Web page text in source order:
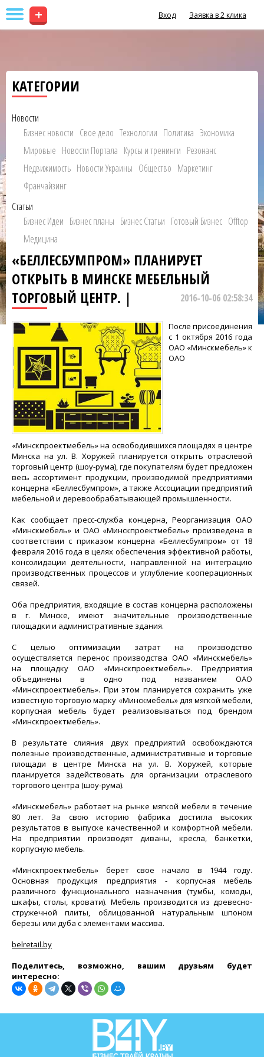
+ Вход Заявка в 2 клика
КАТЕГОРИИ
Новости
Бизнес новости Свое дело Технологии Политика Экономика
Мировые Новости Портала Курсы и тренинги Резонанс
Недвижимость Новости Украины Общество Маркетинг
Франчайзинг
Статьи
Бизнес Идеи Бизнес планы Бизнес Статьи Готовый Бизнес Offtop
Медицина
«БЕЛЛЕСБУМПРОМ» ПЛАНИРУЕТ
ОТКРЫТЬ В МИНСКЕ МЕБЕЛЬНЫЙ
ТОРГОВЫЙ ЦЕНТР. |
2016-10-06 02:58:34
После присоединения
с 1 октября 2016 года
ОАО «Минскмебель» к
ОАО
«Минскпроектмебель» на освободившихся площадях в центре
Минска на ул. В. Хоружей планируется открыть отраслевой
торговый центр (шоу-рума), где покупателям будет предложен
весь ассортимент продукции, производимой предприятиями
концерна «Беллесбумпром», а также Ассоциации предприятий
мебельной и деревообрабатывающей промышленности.
Как сообщает пресс-служба концерна, Реорганизация ОАО
«Минскмебель» и ОАО «Минскпроектмебель» произведена в
соответствии с приказом концерна «Беллесбумпром» от 18
февраля 2016 года в целях обеспечения эффективной работы,
консолидации деятельности, направленной на интеграцию
производственных процессов и углубление кооперационных
связей.
Оба предприятия, входящие в состав концерна расположены
в г. Минске, имеют значительные производственные
площадки и административные здания.
С целью оптимизации затрат на производство
осуществляется перенос производства ОАО «Минскмебель»
на площадку ОАО «Минскпроектмебель». Предприятия
объединены в одно под названием ОАО
«Минскпроектмебель». При этом планируется сохранить уже
известную торговую марку «Минскмебель» для мягкой мебели,
корпусная мебель будет реализовываться под брендом
«Минскпроектмебель».
В результате слияния двух предприятий освобождаются
полезные производственные, административные и торговые
площади в центре Минска на ул. В. Хоружей, которые
планируется задействовать для организации отраслевого
торгового центра (шоу-рума).
«Минскмебель» работает на рынке мягкой мебели в течение
80 лет. За свою историю фабрика достигла высоких
результатов в выпуске качественной и комфортной мебели.
На предприятии производят диваны, кресла, банкетки,
корпусную мебель.
«Минскпроектмебель» берет свое начало в 1944 году.
Основная продукция предприятия - корпусная мебель
различного функционального назначения (тумбы, комоды,
шкафы, столы, кровати). Мебель производится из древесно-
стружечной плиты, облицованной натуральным шпоном
березы или дуба с элементами массива.
belretail.by
Поделитесь, возможно, вашим друзьям будет
интересно: